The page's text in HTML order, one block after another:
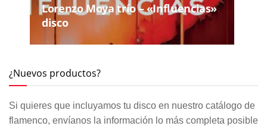
Lorenzo Moya trío – «Influencias»
disco
¿Nuevos productos?
Si quieres que incluyamos tu disco en nuestro catálogo de
flamenco, envíanos la información lo más completa posible